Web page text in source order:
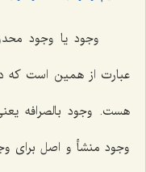
وجود یا وجود
عبارت از همین است که
هست. وجود بالصرافه
وجود منشأ و اصل برای